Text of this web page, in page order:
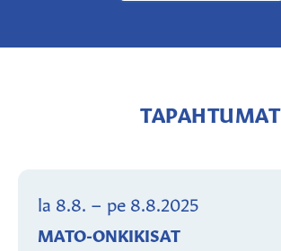
TAPAHTUMAT
la 8.8. – pe 8.8.2025
MATO-ONKIKISAT